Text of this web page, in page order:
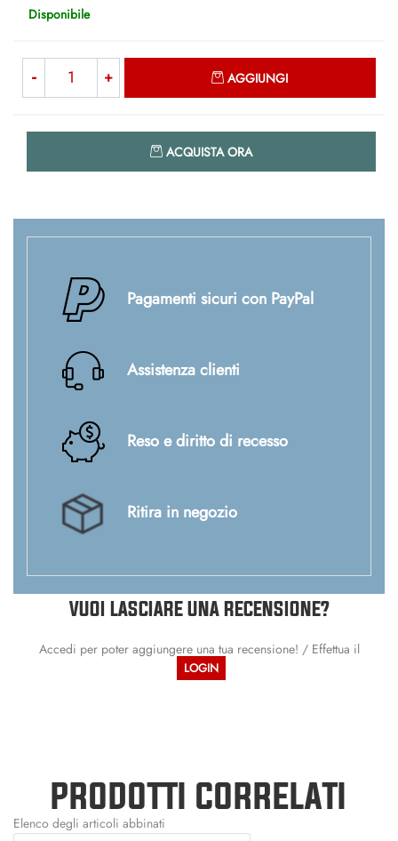
Disponibile
AGGIUNGI
ACQUISTA ORA
Pagamenti sicuri con PayPal
Assistenza clienti
Reso e diritto di recesso
Ritira in negozio
VUOI LASCIARE UNA RECENSIONE?
Accedi per poter aggiungere una tua recensione! / Effettua il
LOGIN
PRODOTTI CORRELATI
Elenco degli articoli abbinati